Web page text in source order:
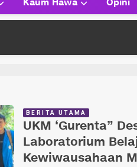
Kaum Hawa Opini
BERITA UTAMA
UKM ‘Gurenta”
Laboratorium
Kewiwausahaan